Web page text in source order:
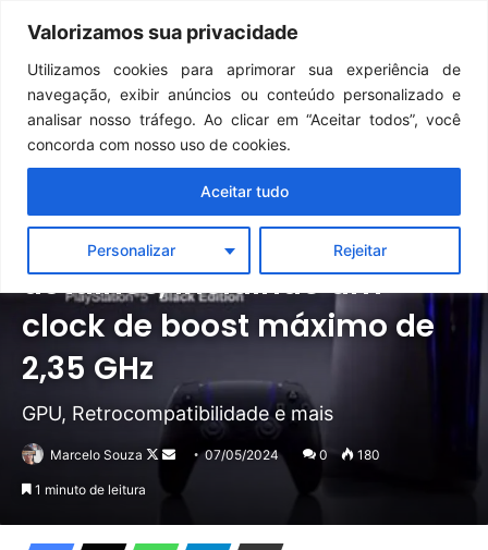
Valorizamos sua privacidade
Utilizamos cookies para aprimorar sua experiência de
navegação, exibir anúncios ou conteúdo personalizado e
analisar nosso tráfego. Ao clicar em “Aceitar todos”, você
concorda com nosso uso de cookies.
Personalizar Rejeitar
Aceitar tudo
Menu
PlayStation
PS5 Pro, confira novos
detalhes, incluindo um
clock de boost máximo de
2,35 GHz
GPU, Retrocompatibilidade e mais
Marcelo Souza
Follow
Mande
um
07/05/2024 0 180
1 minuto de leitura